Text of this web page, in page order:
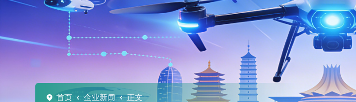
首页 企业新闻 正文